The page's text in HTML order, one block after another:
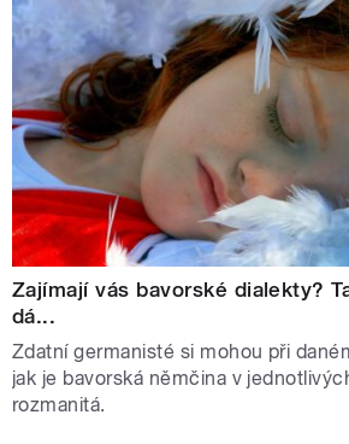
Zajímají vás bavorské dialekty?
dá...
Zdatní germanisté si mohou při
jak je bavorská němčina v
rozmanitá.